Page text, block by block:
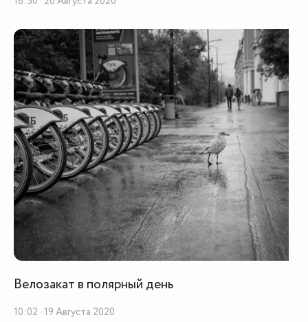
Велозакат в полярный день
10:02 · 19 Августа 2020